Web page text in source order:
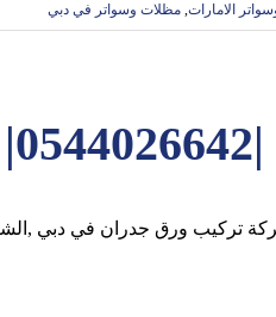
الامارات, مظلات وسواتر في دبي